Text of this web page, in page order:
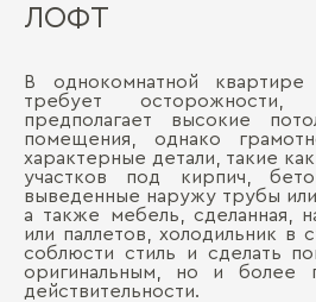
ЛОФТ
В однокомнатной квартире
требует осторожности,
предполагает высокие
помещения, однако
характерные детали, такие
участков под кирпич,
выведенные наружу трубы или
а также мебель, сделанная,
или паллетов, холодильник в
соблюсти стиль и сделать
оригинальным, но и более
действительности.